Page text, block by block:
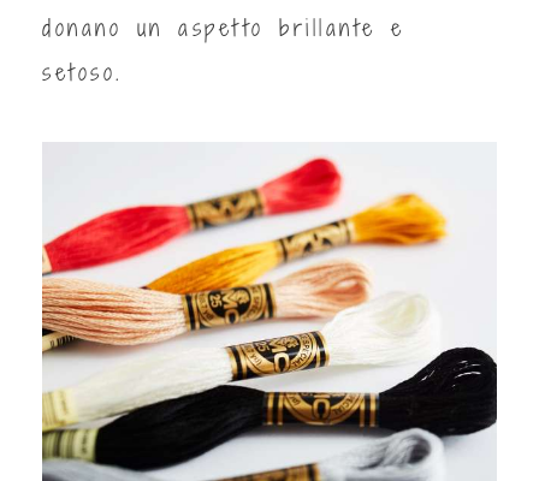
donano un aspetto brillante e
setoso.